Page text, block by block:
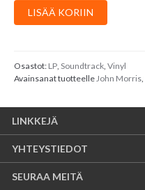
John
Morris
Anxiety
-
Soundtrack
/
Mel
Brooks'
Hits
LISÄÄ KORIIN
Osastot: LP, Soundtrack, Vinyl
Avainsanat tuotteelleJohn Morris,
LINKKEJÄ
YHTEYSTIEDOT
SEURAA MEITÄ